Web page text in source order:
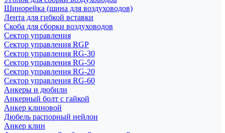
Шинорейка (шина для воздуховодов)
Лента для гибкой вставки
Скоба для сборки воздуховодов
Сектор управления
Сектор управления RGP
Сектор управления RG-30
Сектор управления RG-50
Сектор управления RG-20
Сектор управления RG-60
Анкеры и дюбили
Анкерный болт с гайкой
Анкер клиновой
Дюбель распорный нейлон
Анкер клин